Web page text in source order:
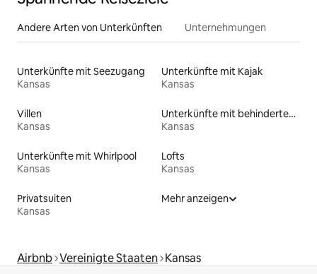
Andere Arten von Unterkünften Unternehmungen
Unterkünfte mit Seezugang
Kansas
Unterkünfte mit Kajak
Kansas
Villen
Kansas
Unterkünfte mit behindertengerechtem WC
Kansas
Unterkünfte mit Whirlpool
Kansas
Lofts
Kansas
Privatsuiten
Kansas
Mehr anzeigen
Airbnb Vereinigte Staaten Kansas